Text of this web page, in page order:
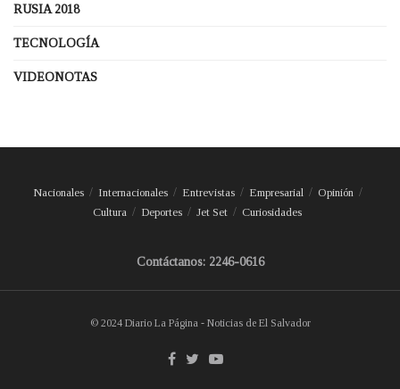
RUSIA 2018
TECNOLOGÍA
VIDEONOTAS
Nacionales Internacionales Entrevistas Empresarial
Opinión
Cultura
Deportes Jet Set Curiosidades
Contáctanos: 2246-0616
© 2024 Diario La Página - Noticias de El Salvador